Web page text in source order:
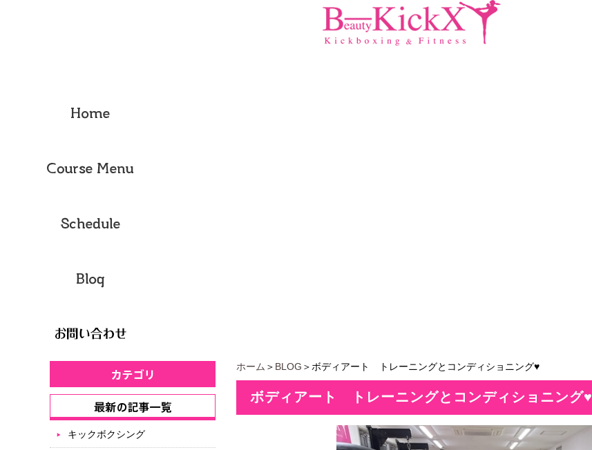
ホーム ＞ BLOG ＞ボディアート トレーニングとコンディショニング♥
ボディアート トレーニングとコンディショニング♥
キックボクシング